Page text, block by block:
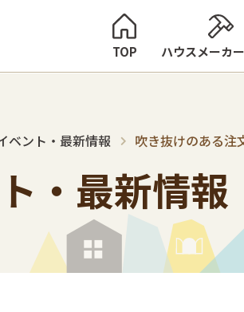
TOP ハウスメーカ
ベント・最新情報 吹き抜けのある注
・最新情報